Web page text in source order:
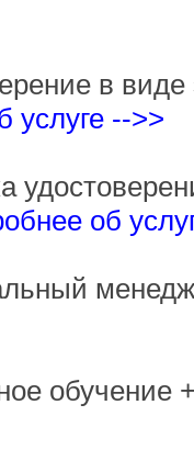
в виде
услуге -->>
об
обучение